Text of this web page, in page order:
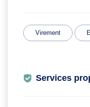
Virement
Services